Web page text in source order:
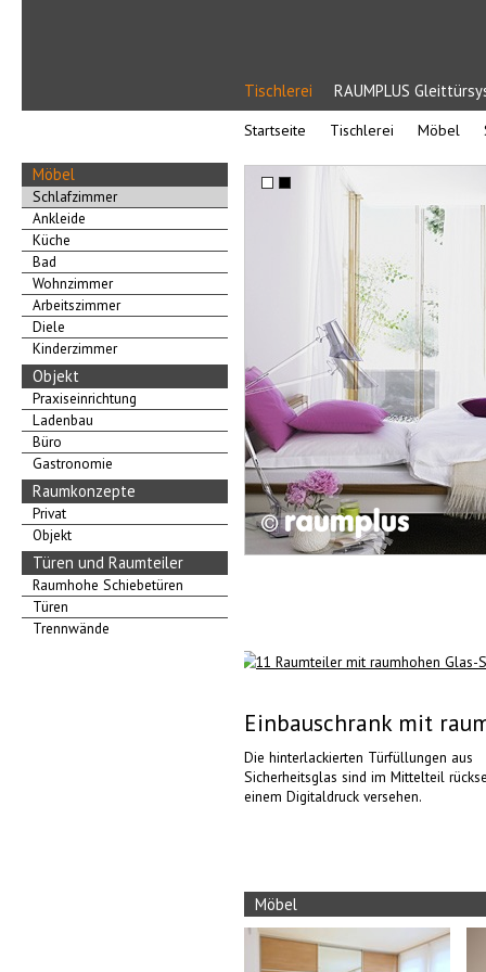
Tischlerei RAUMPLUS
Startseite Tischlerei Möbel
Möbel
Schlafzimmer
Ankleide
Küche
Bad
Wohnzimmer
Arbeitszimmer
Diele
Kinderzimmer
Objekt
Praxiseinrichtung
Ladenbau
Büro
Gastronomie
Raumkonzepte
Privat
Objekt
Türen und Raumteiler
Raumhohe Schiebetüren
Türen
Trennwände
Einbauschrank mit
Die hinterlackierten Türfüllungen aus
Sicherheitsglas sind im Mittelteil
einem Digitaldruck versehen.
Möbel